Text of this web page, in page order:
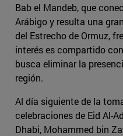
Bab el Mandeb, que
Arábigo y resulta una
del Estrecho de Ormuz,
interés es compartido
busca eliminar la
región.
Al día siguiente de la
celebraciones de Eid Al-
Dhabi, Mohammed bin